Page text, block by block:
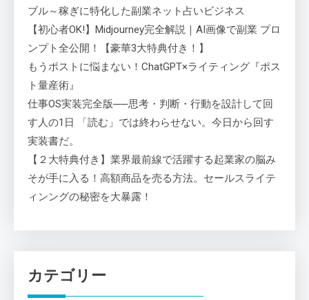
ブル～稼ぎに特化した副業ネット占いビジネス
【初心者OK!】Midjourney完全解説｜AI画像で副業 プロ
ンプト全公開！【豪華3大特典付き！】
もうポストに悩まない！ChatGPT×ライティング『ポス
ト量産術』
仕事OS実装完全版──思考・判断・行動を設計して回
す人の1日 「読む」では終わらせない。今日から回す
実装書だ。
【２大特典付き】業界最前線で活躍する起業家の脳み
そが手に入る！高額商品を売る方法。セールスライテ
ィンングの秘密を大暴露！
カテゴリー